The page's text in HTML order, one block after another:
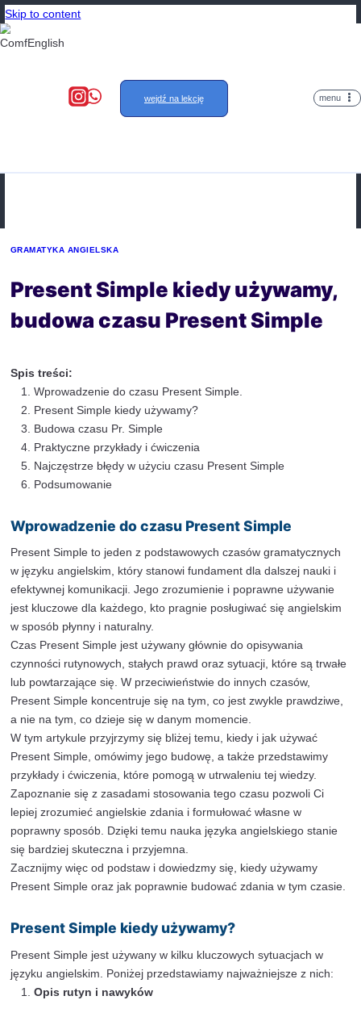
Skip to content
GRAMATYKA ANGIELSKA
Present Simple kiedy
budowa czasu Present
Spis treści:
Wprowadzenie do czasu Present Simple.
Budowa czasu Pr. Simple
Praktyczne przykłady i ćwiczenia
Najczęstrze błędy w użyciu czasu Present Simple
Podsumowanie
Wprowadzenie do czasu Present
Present Simple to jeden z podstawowych czasów
w języku angielskim, który stanowi fundament dla
efektywnej komunikacji. Jego zrozumienie i poprawne
jest kluczowe dla każdego, kto pragnie posługiwać się
w sposób płynny i naturalny.
Czas Present Simple jest używany głównie do
czynności rutynowych, stałych prawd oraz sytuacji,
lub powtarzające się. W przeciwieństwie do innych
Present Simple koncentruje się na tym, co jest zwykle
W tym artykule przyjrzymy się bliżej temu, kiedy i jak
przykłady i ćwiczenia, które pomogą w utrwaleniu tej
Zapoznanie się z zasadami stosowania tego czasu